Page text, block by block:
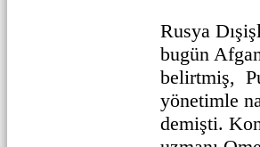
Rusya
bugün
belirtmiş,
yönetimle
demişti.